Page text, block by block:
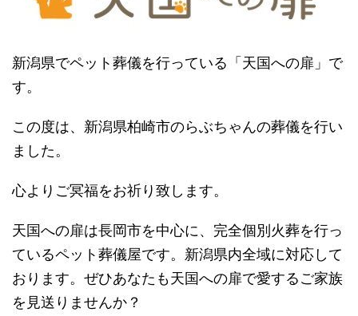
新潟県でペット葬儀を行っている「天国への扉」で
す。
この度は、新潟県柏崎市のらぶちゃんの葬儀を行い
ました。
心よりご冥福をお祈り致します。
天国への扉は長岡市を中心に、完全個別火葬を行っ
ているペット葬儀屋です。新潟県内全域に対応して
おります。ぜひあなたも天国への扉で愛するご家族
を見送りませんか？